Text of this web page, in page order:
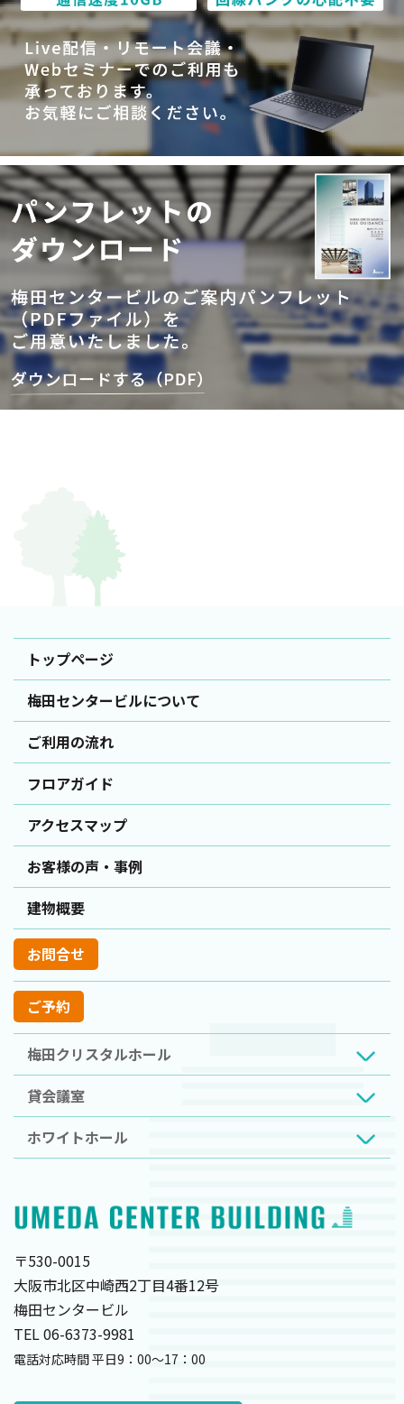
トップページ
梅田センタービルについて
ご利用の流れ
フロアガイド
アクセスマップ
お客様の声・事例
建物概要
お問合せ
ご予約
梅田クリスタルホール
貸会議室
ホワイトホール
〒530-0015
大阪市北区中崎西2丁目4番12号
梅田センタービル
TEL 06-6373-9981
電話対応時間 平日9：00～17：00